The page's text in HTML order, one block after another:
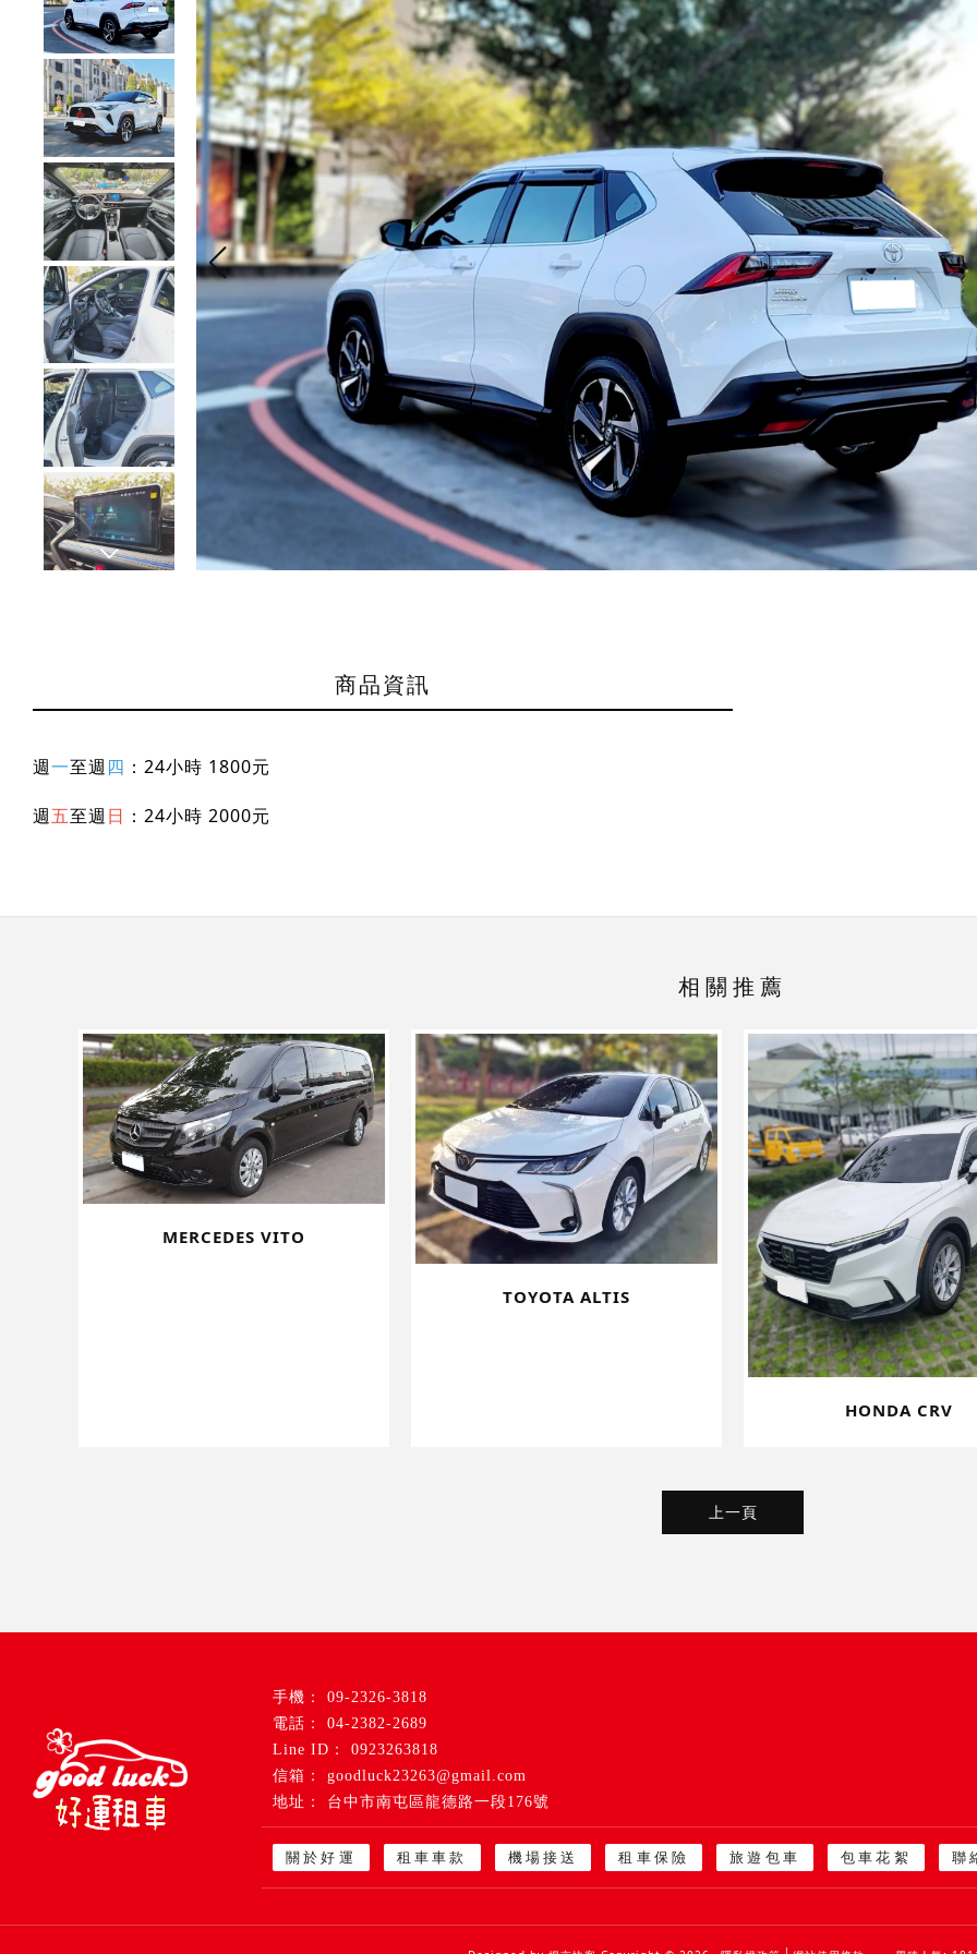
商品資訊
週一至週 四 ：24小時 1800元
週五至週 日 ：24小時 2000元
MERCEDES VITO
TOYOTA ALTIS
HONDA CRV
上一頁
0923263818
04-2382-2689
09-2326-3818
goodluck23263@gmail.com
台中市南屯區龍德路一段176號
關於好運 租車車款 機場接送 租車保險 旅遊包車 包車花絮 聯